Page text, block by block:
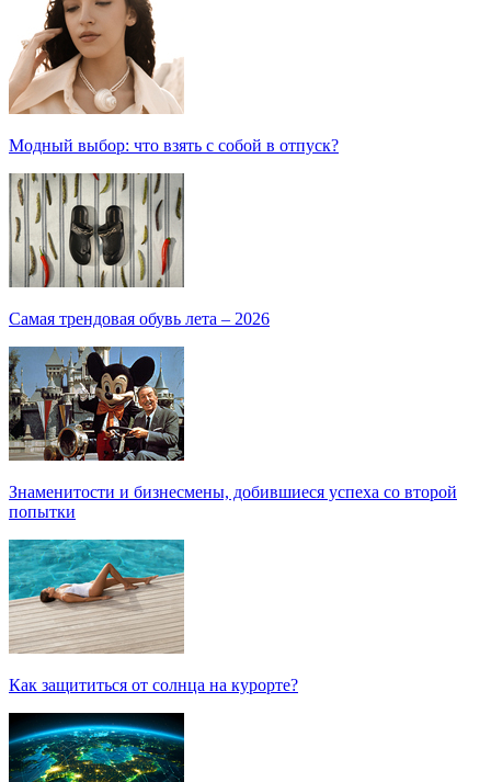
Модный выбор: что взять с собой в отпуск?
Самая трендовая обувь лета – 2026
Знаменитости и бизнесмены, добившиеся успеха со второй
попытки
Как защититься от солнца на курорте?